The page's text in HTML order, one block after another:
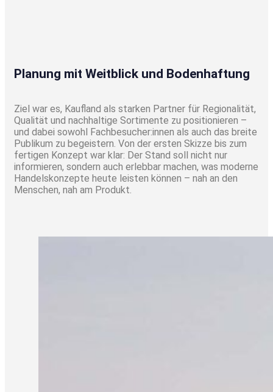
Planung mit Weitblick und Bodenhaftung
Ziel war es, Kaufland als starken Partner für Regionalität,
Qualität und nachhaltige Sortimente zu positionieren –
und dabei sowohl Fachbesucher:innen als auch das breite
Publikum zu begeistern. Von der ersten Skizze bis zum
fertigen Konzept war klar: Der Stand soll nicht nur
informieren, sondern auch erlebbar machen, was moderne
Handelskonzepte heute leisten können – nah an den
Menschen, nah am Produkt.